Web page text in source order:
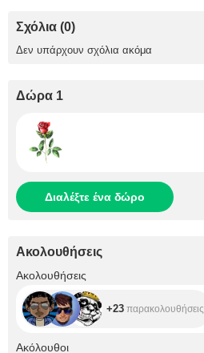
Σχόλια (0)
Δεν υπάρχουν σχόλια ακόμα
Δώρα 1
Διαλέξτε ένα δώρο
Ακολουθήσεις
Ακολουθήσεις
+23 παρακολουθήσεις
Ακόλουθοι